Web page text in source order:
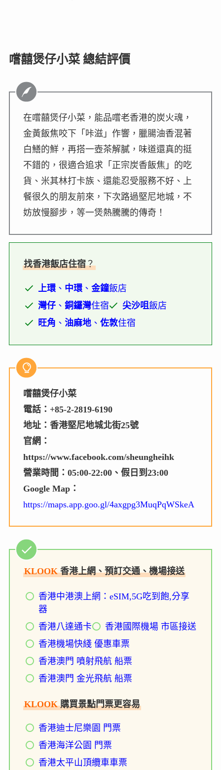
嚐囍煲仔小菜 總結評價
在嚐囍煲仔小菜，能品嚐老香港的炭火魂，
金黃飯焦咬下「咔滋」作響，臘腸油香混著
白鱔的鮮，再搭一壺茶解膩，味道還真的挺
不錯的，很適合追求「正宗炭香飯焦」的吃
貨、米其林打卡族、還能忍受服務不好、上
餐很久的朋友前來，下次路過堅尼地城，不
妨放慢腳步，等一煲熱騰騰的傳奇！
找香港飯店住宿？
上環 、 中環 、金鐘飯店
灣仔 、銅鑼灣住宿 尖沙咀飯店
旺角 、油麻地 、佐敦住宿
嚐囍煲仔小菜
電話：+85-2-2819-6190
地址：香港堅尼地城北街25號
官網：
https://www.facebook.com/sheungheihk
營業時間：05:00-22:00、假日到23:00
Google Map：
https://maps.app.goo.gl/4axgpg3MuqPqWSkeA
KLOOK香港上網、預訂交通、機場接送
香港中港澳上網：eSIM,5G吃到飽,分享
器
香港八達通卡
香港國際機場 市區接送
香港機場快綫 優惠車票
香港澳門 噴射飛航 船票
香港澳門 金光飛航 船票
KLOOK購買景點門票更容易
香港迪士尼樂園 門票
香港海洋公園 門票
香港太平山頂纜車車票